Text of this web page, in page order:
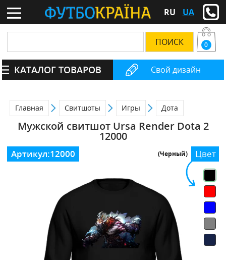
RU UA
Свой дизайн
0
КАТАЛОГ ТОВАРОВ
Главная Свитшоты Игры Дота
Мужской свитшот Ursa Render Dota 2
12000
Цвет
(Черный)
Артикул:12000